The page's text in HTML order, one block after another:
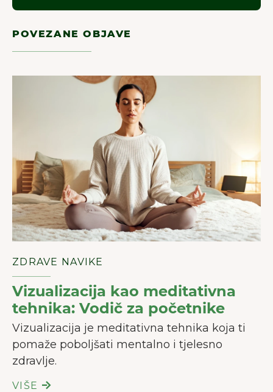
POVEZANE OBJAVE
ZDRAVE NAVIKE
Vizualizacija kao meditativna
tehnika: Vodič za početnike
Vizualizacija je meditativna tehnika koja ti
pomaže poboljšati mentalno i tjelesno
zdravlje.
VIŠE